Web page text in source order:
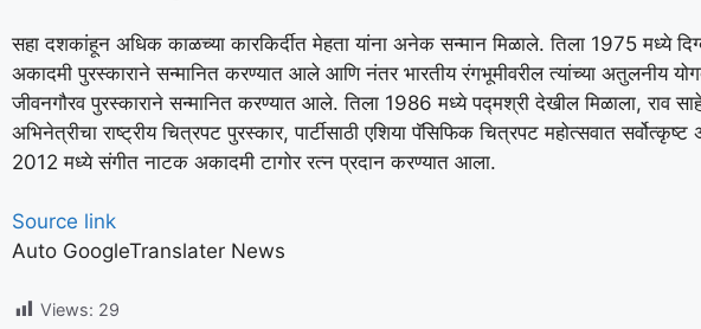
सहा दशकांहून अधिक काळच्या कारकिर्दीत मेहता यांना अनेक सन्मान मिळाले. तिला 1975 मध्ये
अकादमी पुरस्काराने सन्मानित करण्यात आले आणि नंतर भारतीय रंगभूमीवरील त्यांच्या अतुलनीय
जीवनगौरव पुरस्काराने सन्मानित करण्यात आले. तिला 1986 मध्ये पद्मश्री देखील मिळाला, राव
अभिनेत्रीचा राष्ट्रीय चित्रपट पुरस्कार, पार्टीसाठी एशिया पॅसिफिक चित्रपट महोत्सवात
2012 मध्ये संगीत नाटक अकादमी टागोर रत्न प्रदान करण्यात आला.
Source link
Auto GoogleTranslater News
Views: 29